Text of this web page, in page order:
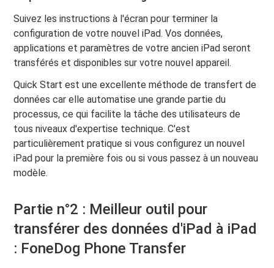
Suivez les instructions à l'écran pour terminer la
configuration de votre nouvel iPad. Vos données,
applications et paramètres de votre ancien iPad seront
transférés et disponibles sur votre nouvel appareil.
Quick Start est une excellente méthode de transfert de
données car elle automatise une grande partie du
processus, ce qui facilite la tâche des utilisateurs de
tous niveaux d'expertise technique. C'est
particulièrement pratique si vous configurez un nouvel
iPad pour la première fois ou si vous passez à un nouveau
modèle.
Partie n°2 : Meilleur outil pour
transférer des données d'iPad à iPad
: FoneDog Phone Transfer